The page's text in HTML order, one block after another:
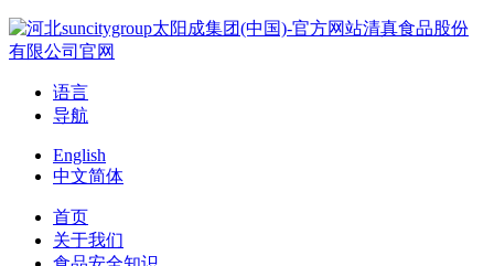
语言
导航
English
中文简体
首页
关于我们